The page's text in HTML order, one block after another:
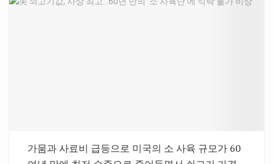
가뭄과 사료비 급등으로 미국의 소 사육 규모가 60